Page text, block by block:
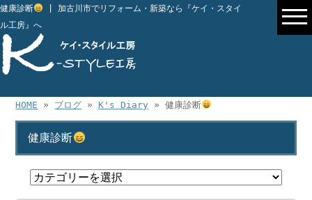
健康診断
| 加古川市でリフォーム・新築なら『ケイ・スタイ
ル工房』へ
HOME » ブログ » K's Diary » 健康診断
健康診断